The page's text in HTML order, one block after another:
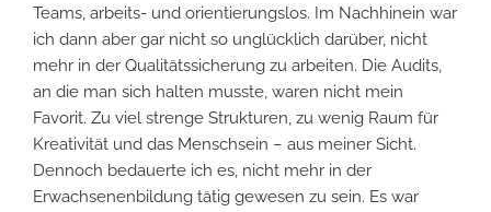
Teams, arbeits- und orientierungslos. Im Nachhinein war
ich dann aber gar nicht so unglücklich darüber, nicht
mehr in der Qualitätssicherung zu arbeiten. Die Audits,
an die man sich halten musste, waren nicht mein
Favorit. Zu viel strenge Strukturen, zu wenig Raum für
Kreativität und das Menschsein – aus meiner Sicht.
Dennoch bedauerte ich es, nicht mehr in der
Erwachsenenbildung tätig gewesen zu sein. Es war